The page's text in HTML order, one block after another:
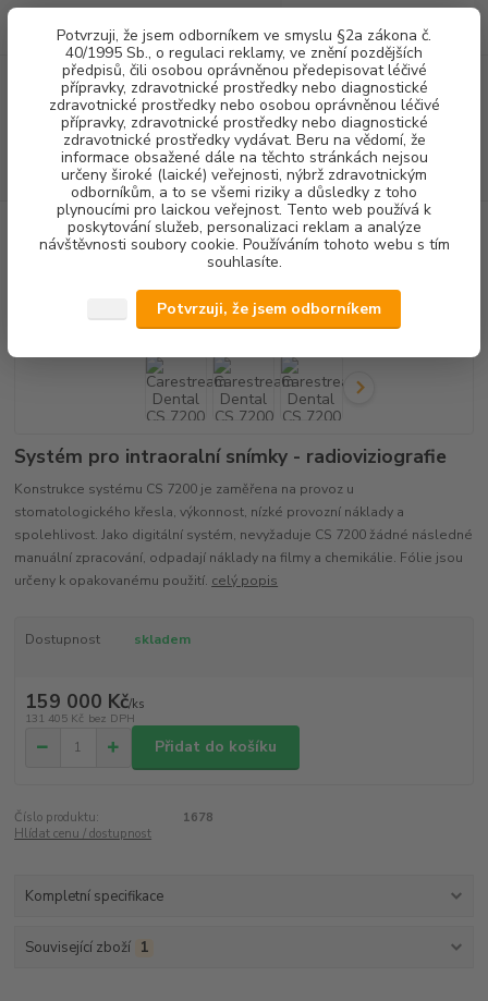
Potvrzuji, že jsem odborníkem ve smyslu §2a zákona č.
40/1995 Sb., o regulaci reklamy, ve znění pozdějších
předpisů, čili osobou oprávněnou předepisovat léčivé
přípravky, zdravotnické prostředky nebo diagnostické
zdravotnické prostředky nebo osobou oprávněnou léčivé
přípravky, zdravotnické prostředky nebo diagnostické
zdravotnické prostředky vydávat. Beru na vědomí, že
informace obsažené dále na těchto stránkách nejsou
určeny široké (laické) veřejnosti, nýbrž zdravotnickým
odborníkům, a to se všemi riziky a důsledky z toho
plynoucími pro laickou veřejnost. Tento web používá k
poskytování služeb, personalizaci reklam a analýze
návštěvnosti soubory cookie. Používáním tohoto webu s tím
souhlasíte.
Potvrzuji, že jsem odborníkem
Menu
CZK
Hledat
(Po-Pá, 8-16 hod.)
za0,00 Kč
RENTGENOLOGIE Carestream Dental CS 7200
Carestream Dental CS 7200
Systém pro intraoralní snímky - radioviziografie
Konstrukce systému CS 7200 je zaměřena na provoz u
stomatologického křesla, výkonnost, nízké provozní náklady a
spolehlivost. Jako digitální systém, nevyžaduje CS 7200 žádné následné
manuální zpracování, odpadají náklady na filmy a chemikálie. Fólie jsou
určeny k opakovanému použití. celý popis
Dostupnost skladem
159 000 Kč/ks
131 405 Kč bez DPH
Přidat do košíku
Číslo produktu:
1678
Hlídat cenu / dostupnost
Kompletní specifikace
Související zboží 1